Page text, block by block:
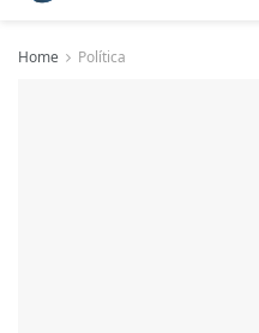
Home Política